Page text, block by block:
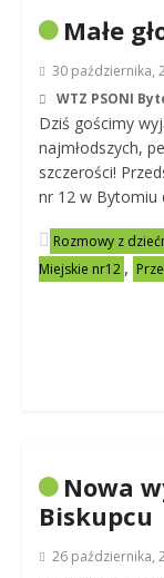
Małe
30 października,
WTZ PSONI
Dziś gościmy
najmłodszych,
szczerości!
nr 12 w Bytomiu
Rozmowy z
Miejskie nr12 ,
Nowa
Biskupcu
26 października,